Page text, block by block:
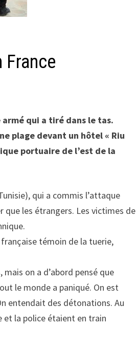
France
qui a tiré dans le tas.
plage devant un hôtel « Riu
portuaire de l’est de la
qui a commis l’attaque
que les étrangers. Les victimes de
témoin de la tuerie,
on a d’abord pensé que
le monde a paniqué. On est
entendait des détonations. Au
et la police étaient en train